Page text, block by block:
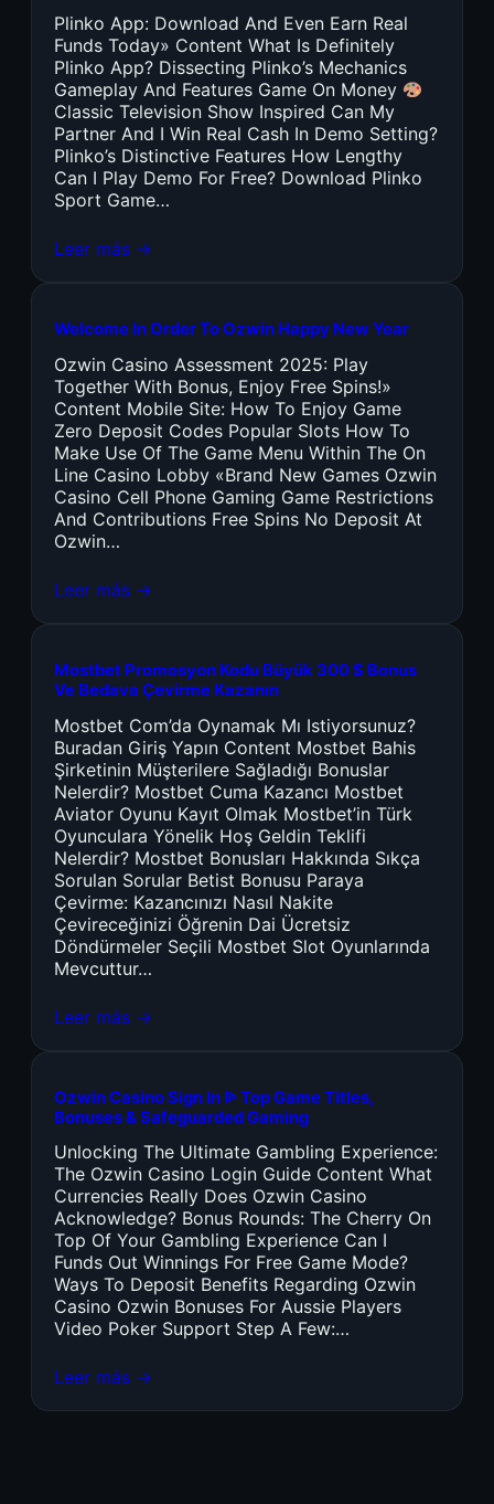
Plinko App: Download And Even Earn Real
Funds Today» Content What Is Definitely
Plinko App? Dissecting Plinko’s Mechanics
Gameplay And Features Game On Money
Classic Television Show Inspired Can My
Partner And I Win Real Cash In Demo Setting?
Plinko’s Distinctive Features How Lengthy
Can I Play Demo For Free? Download Plinko
Sport Game…
Leer más →
Welcome In Order To Ozwin Happy New Year
Ozwin Casino Assessment 2025: Play
Together With Bonus, Enjoy Free Spins!»
Content Mobile Site: How To Enjoy Game
Zero Deposit Codes Popular Slots How To
Make Use Of The Game Menu Within The On
Line Casino Lobby «Brand New Games Ozwin
Casino Cell Phone Gaming Game Restrictions
And Contributions Free Spins No Deposit At
Ozwin…
Leer más →
Mostbet Promosyon Kodu Büyük 300 $ Bonus
Ve Bedava Çevirme Kazanın
Mostbet Com’da Oynamak Mı Istiyorsunuz?
Buradan Giriş Yapın Content Mostbet Bahis
Şirketinin Müşterilere Sağladığı Bonuslar
Nelerdir? Mostbet Cuma Kazancı Mostbet
Aviator Oyunu Kayıt Olmak Mostbet’in Türk
Oyunculara Yönelik Hoş Geldin Teklifi
Nelerdir? Mostbet Bonusları Hakkında Sıkça
Sorulan Sorular Betist Bonusu Paraya
Çevirme: Kazancınızı Nasıl Nakite
Çevireceğinizi Öğrenin Dai Ücretsiz
Döndürmeler Seçili Mostbet Slot Oyunlarında
Mevcuttur…
Leer más →
Ozwin Casino Sign In ᐉ Top Game Titles,
Bonuses & Safeguarded Gaming
Unlocking The Ultimate Gambling Experience:
The Ozwin Casino Login Guide Content What
Currencies Really Does Ozwin Casino
Acknowledge? Bonus Rounds: The Cherry On
Top Of Your Gambling Experience Can I
Funds Out Winnings For Free Game Mode?
Ways To Deposit Benefits Regarding Ozwin
Casino Ozwin Bonuses For Aussie Players
Video Poker Support Step A Few:…
Leer más →